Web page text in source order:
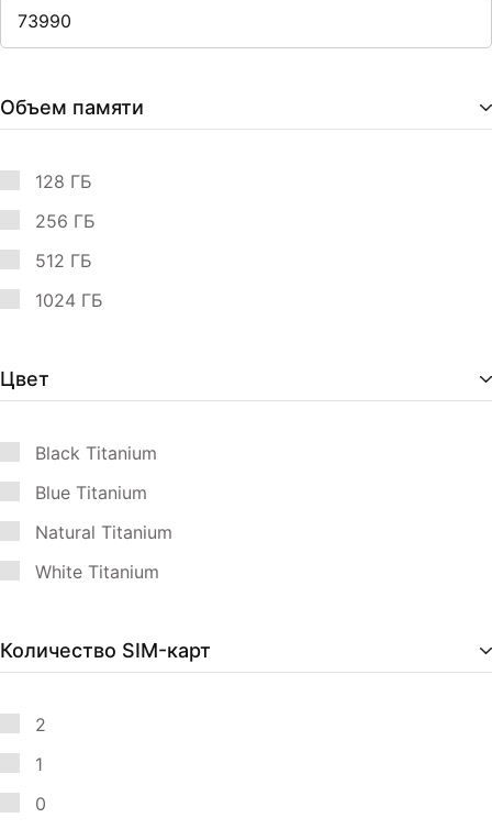
Объем памяти
128 ГБ
256 ГБ
512 ГБ
1024 ГБ
Цвет
Black Titanium
Blue Titanium
Natural Titanium
White Titanium
Количество SIM-карт
2
1
0